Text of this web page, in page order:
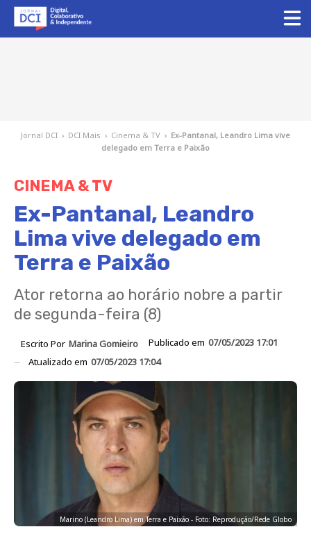
Jornal DCI › DCI Mais › Cinema & TV › Ex-Pantanal, Leandro Lima vive
delegado em Terra e Paixão
CINEMA & TV
Ex-Pantanal, Leandro
Lima vive delegado em
Terra e Paixão
Ator retorna ao horário nobre a partir
de segunda-feira (8)
Escrito Por Marina Gomieiro Publicado em 07/05/2023 17:01
Atualizado em 07/05/2023 17:04
Marino (Leandro Lima) em Terra e Paixão - Foto: Reprodução/Rede Globo